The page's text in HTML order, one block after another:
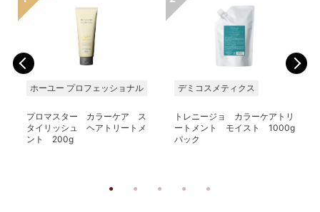
ホーユー プロフェッショナル
プロマスター カラーケア ス
タイリッシュ ヘアトリートメ
ント 200g
デミコスメティクス
トレニージョ カラーケアトリ
ートメント モイスト 1000g
パック